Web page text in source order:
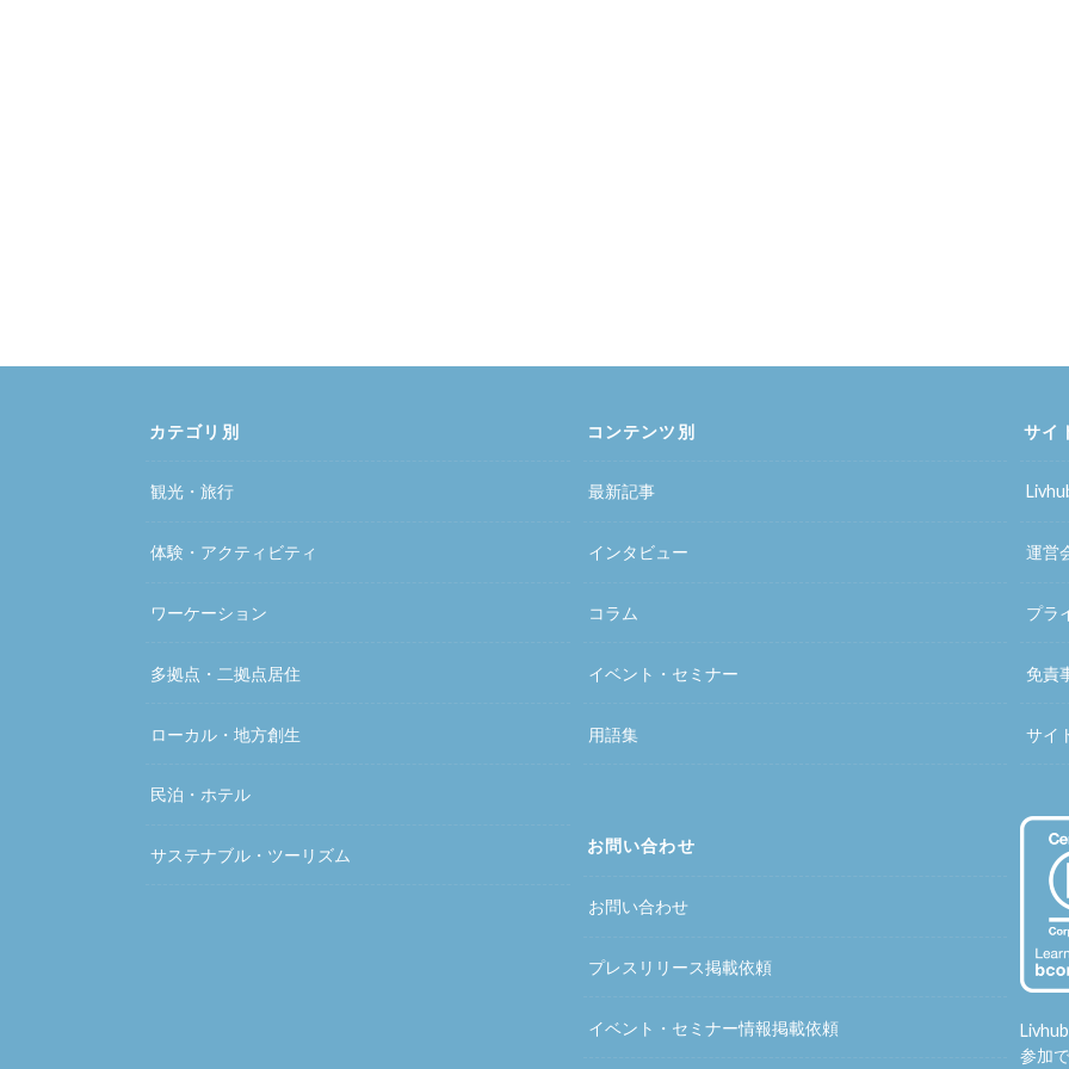
カテゴリ別
観光・旅行
体験・アクティビティ
ワーケーション
多拠点・二拠点居住
ローカル・地方創生
民泊・ホテル
サステナブル・ツーリズム
コンテンツ別
最新記事
インタビュー
コラム
イベント・セミナー
用語集
お問い合わせ
お問い合わせ
プレスリリース掲載依頼
イベント・セミナー情報掲載依頼
サイ
運営
プラ
免責
サイ
参加